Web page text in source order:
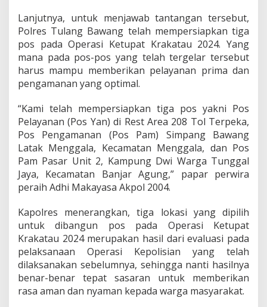
a
t
a
u
2
0
2
4
B
e
r
i
k
u
t
L
a
s
i
T
g
a
P
Lanjutnya, untuk menjawab tantangan tersebut,
Polres Tulang Bawang telah mempersiapkan tiga
pos pada Operasi Ketupat Krakatau 2024. Yang
mana pada pos-pos yang telah tergelar tersebut
harus mampu memberikan pelayanan prima dan
pengamanan yang optimal.
“Kami telah mempersiapkan tiga pos yakni Pos
Pelayanan (Pos Yan) di Rest Area 208 Tol Terpeka,
Pos Pengamanan (Pos Pam) Simpang Bawang
Latak Menggala, Kecamatan Menggala, dan Pos
Pam Pasar Unit 2, Kampung Dwi Warga Tunggal
Jaya, Kecamatan Banjar Agung,” papar perwira
peraih Adhi Makayasa Akpol 2004.
Kapolres menerangkan, tiga lokasi yang dipilih
untuk dibangun pos pada Operasi Ketupat
Krakatau 2024 merupakan hasil dari evaluasi pada
pelaksanaan Operasi Kepolisian yang telah
dilaksanakan sebelumnya, sehingga nanti hasilnya
benar-benar tepat sasaran untuk memberikan
rasa aman dan nyaman kepada warga masyarakat.